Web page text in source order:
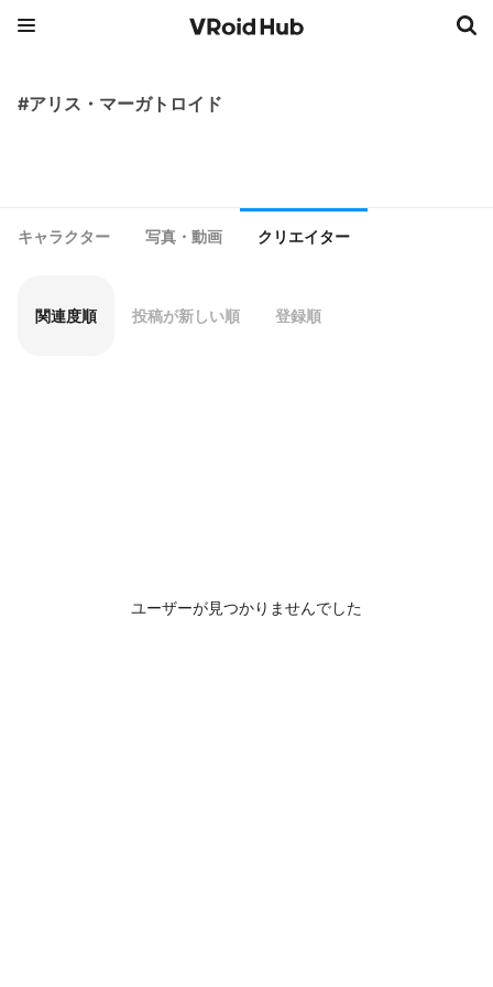
#アリス・マーガトロイド
キャラクター 写真・動画 クリエイター
関連度順 投稿が新しい順 登録順
ユーザーが見つかりませんでした